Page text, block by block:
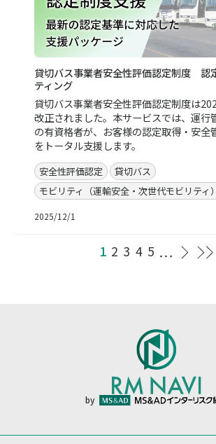
貸切バス事業者安全性評価認定制度 認
ティング
貸切バス事業者安全性評価認定制度は
改正されました。本サービスでは、運行
の有資格者が、お客様の認定取得・安全
をトータル支援します。
安全性評価認定
貸切バス
モビリティ（運輸安全・次世代モビリティ）
2025/12/1
1 2 3 4 5
by